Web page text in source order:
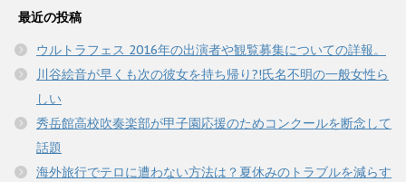
最近の投稿
ウルトラフェス 2016年の出演者や観覧募集についての詳報。
川谷絵音が早くも次の彼女を持ち帰り?!氏名不明の一般女性ら
しい
秀岳館高校吹奏楽部が甲子園応援のためコンクールを断念して
話題
海外旅行でテロに遭わない方法は？夏休みのトラブルを減らす